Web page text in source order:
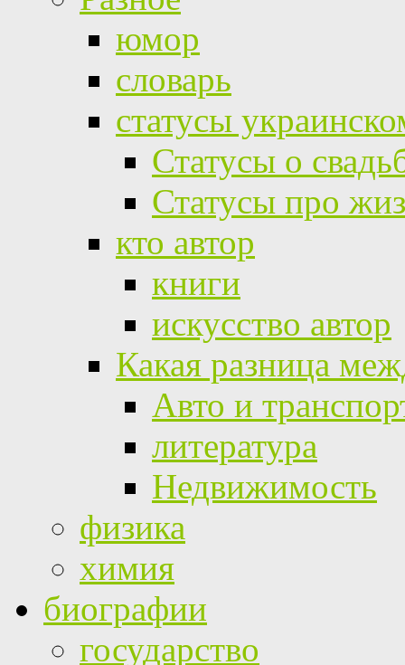
юмор
словарь
статусы
Статусы о
Статусы про
кто автор
книги
искусство автор
Какая разница
Авто и
литература
Недвижимость
физика
химия
биографии
государство